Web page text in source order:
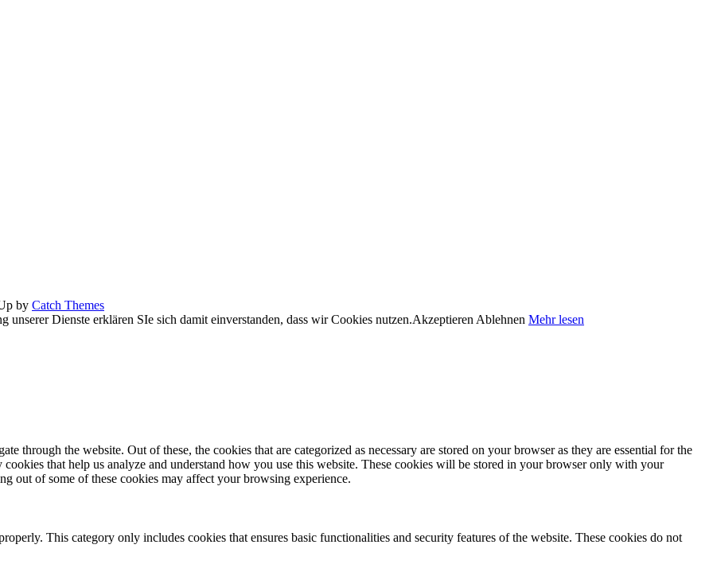
by Catch Themes
Dienste erklären SIe sich damit einverstanden, dass wir Cookies nutzen.Akzeptieren Ablehnen Mehr lesen
through the website. Out of these, the cookies that are categorized as necessary are stored on your browser as they are essential for the
that help us analyze and understand how you use this website. These cookies will be stored in your browser only with your
out of some of these cookies may affect your browsing experience.
This category only includes cookies that ensures basic functionalities and security features of the website. These cookies do not